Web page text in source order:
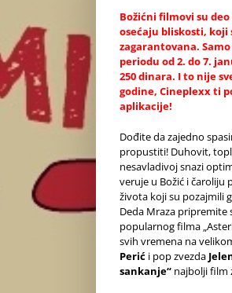
Božićni filmovi su
osećaju bliskosti, koji
zagarantovana.
periodu od 2. do 7.
250 dinara. I to nije
godine, Cineplexx ti
aplikacije!
Dođite da zajedno
propustiti! Duhovit,
nesavladivoj snazi
veruje u Božić i čaroliju
života koji su pozajmili
Deda Mraza
popularnog filma
svih vremena na
Perić i pop zvezda
sankanje“ najbolji film